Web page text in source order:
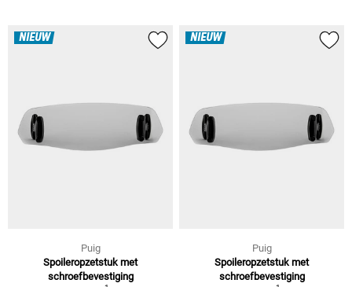
NIEUW
Puig
Spoileropzetstuk met
schroefbevestiging
NIEUW
Puig
Spoileropzetstuk met
schroefbevestiging